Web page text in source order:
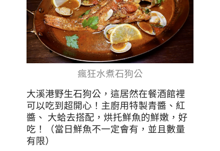
瘋狂水煮石狗公
大溪港野生石狗公，這居然在餐酒館裡
可以吃到超開心！主廚用特製青醬、紅
醬、 大蛤去搭配，烘托鮮魚的鮮嫩，好
吃！（當日鮮魚不一定會有，並且數量
有限）